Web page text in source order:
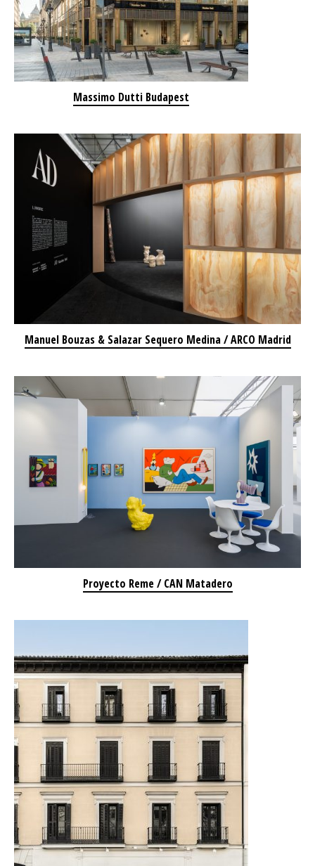
Massimo Dutti Budapest
Manuel Bouzas & Salazar Sequero Medina / ARCO Madrid
Proyecto Reme / CAN Matadero